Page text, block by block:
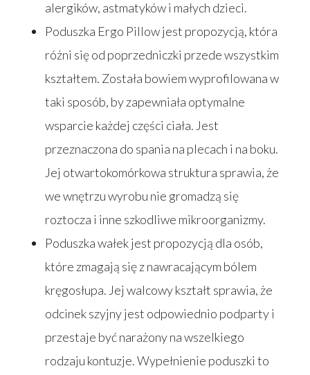
alergików, astmatyków i małych dzieci.
Poduszka Ergo Pillow jest propozycją, która
różni się od poprzedniczki przede wszystkim
kształtem. Została bowiem wyprofilowana w
taki sposób, by zapewniała optymalne
wsparcie każdej części ciała. Jest
przeznaczona do spania na plecach i na boku.
Jej otwartokomórkowa struktura sprawia, że
we wnętrzu wyrobu nie gromadzą się
roztocza i inne szkodliwe mikroorganizmy.
Poduszka wałek jest propozycją dla osób,
które zmagają się z nawracającym bólem
kręgosłupa. Jej walcowy kształt sprawia, że
odcinek szyjny jest odpowiednio podparty i
przestaje być narażony na wszelkiego
rodzaju kontuzje. Wypełnienie poduszki to
Strona główna
Materace
Łóżka
Wyszukiwarka
Blog
Kontakt